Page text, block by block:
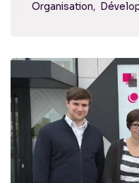
Organisation